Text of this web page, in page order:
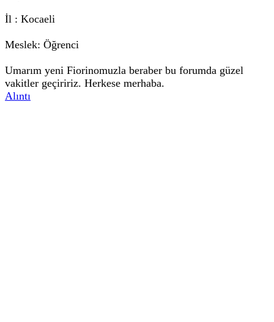
İl : Kocaeli
Meslek: Öğrenci
Umarım yeni Fiorinomuzla beraber bu forumda güzel
vakitler geçiririz. Herkese merhaba.
Alıntı